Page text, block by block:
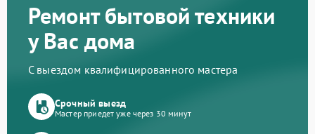
Ремонт бытовой техники
у Вас дома
С выездом квалифицированного мастера
Срочный выезд
Мастер приедет уже через 30 минут